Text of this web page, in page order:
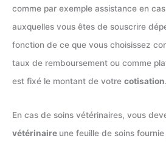
comme par exemple assistance en
auxquelles vous êtes de souscrire
fonction de ce que vous choisissez
taux de remboursement ou comme
est fixé le montant de votre cotisation.
En cas de soins vétérinaires, vous
vétérinaire une feuille de soins